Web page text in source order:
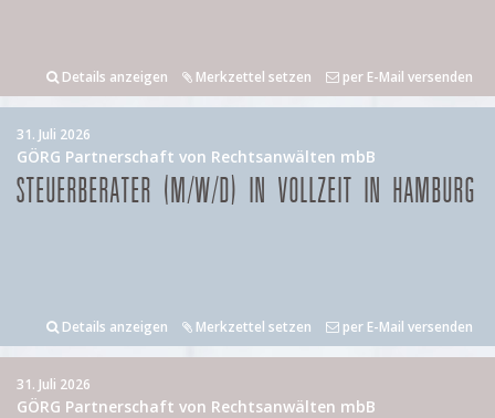
Details anzeigen Merkzettel setzen per E-Mail versenden
31. Juli 2026
GÖRG Partnerschaft von Rechtsanwälten mbB
STEUERBERATER (M/W/D) IN VOLLZEIT IN HAMBURG
Details anzeigen Merkzettel setzen per E-Mail versenden
31. Juli 2026
GÖRG Partnerschaft von Rechtsanwälten mbB